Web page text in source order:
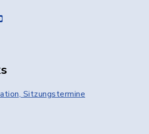
youtube
Sitzungstermine